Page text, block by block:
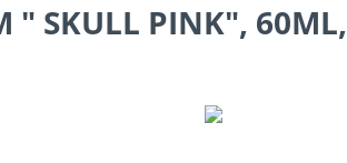
" SKULL PINK", 60ML,